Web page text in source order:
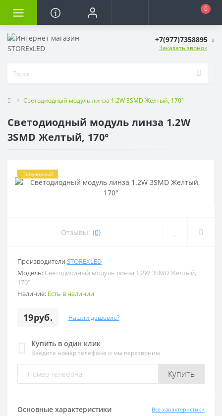
0
+7(977)7358895
Заказать звонок
Светодиодный модуль линза 1.2W 3SMD Желтый, 170°
Светодиодный модуль линза 1.2W
3SMD Желтый, 170°
Популярный
Отзывы: (0)
Производители STOREXLED
Модель: Светодиодный модуль линза 1.2W 3SMD Желтый,
170°
Наличие: Есть в наличии
19руб. Нашли дешевле?
Купить в один клик
Введите номер телефона и мы перезвоним
Купить
Основные характеристики Все характеристики